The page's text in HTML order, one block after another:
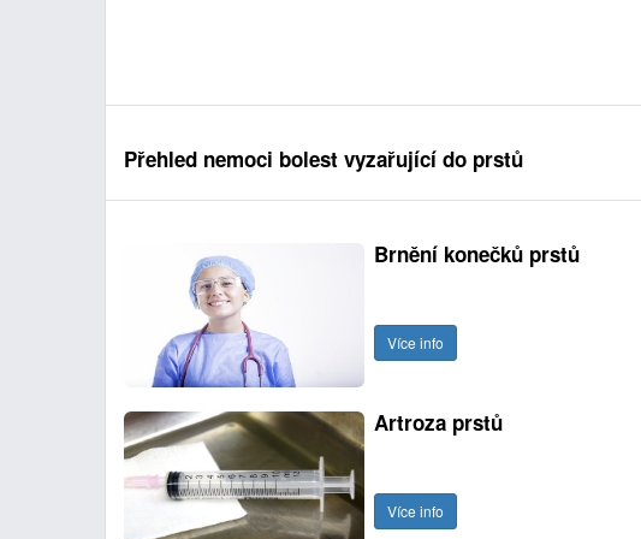
Přehled nemoci bolest vyzařující do prstů
Brnění konečků prstů
Více info
Artroza prstů
Více info